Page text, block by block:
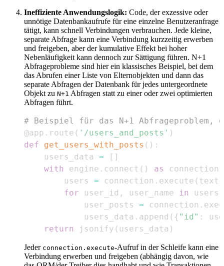
Ineffiziente Anwendungslogik: Code, der exzessive oder
unnötige Datenbankaufrufe für eine einzelne Benutzeranfrage
tätigt, kann schnell Verbindungen verbrauchen. Jede kleine,
separate Abfrage kann eine Verbindung kurzzeitig erwerben
und freigeben, aber der kumulative Effekt bei hoher
Nebenläufigkeit kann dennoch zur Sättigung führen. N+1
Abfrageprobleme sind hier ein klassisches Beispiel, bei dem
das Abrufen einer Liste von Elternobjekten und dann das
separate Abfragen der Datenbank für jedes untergeordnete
Objekt zu N+1 Abfragen statt zu einer oder zwei optimierten
Abfragen führt.
# Beispiel für das N+1 Abfrageproblem,
@app . route ( '/users_and_posts' )
def
get_users_with_posts ( ) :
    users_data
= [ ]
with
engine . connect ( ) as connection
        users
= connection . execute ( text
for user_id , user_name in users
            user_posts
= connection .
            users_data
. append ( { "id" :
return
jsonify ( users_data )
Jeder connection.execute-Aufruf in der Schleife kann eine
Verbindung erwerben und freigeben (abhängig davon, wie